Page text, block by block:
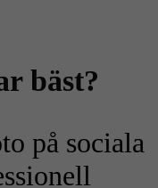
bäst?
på sociala